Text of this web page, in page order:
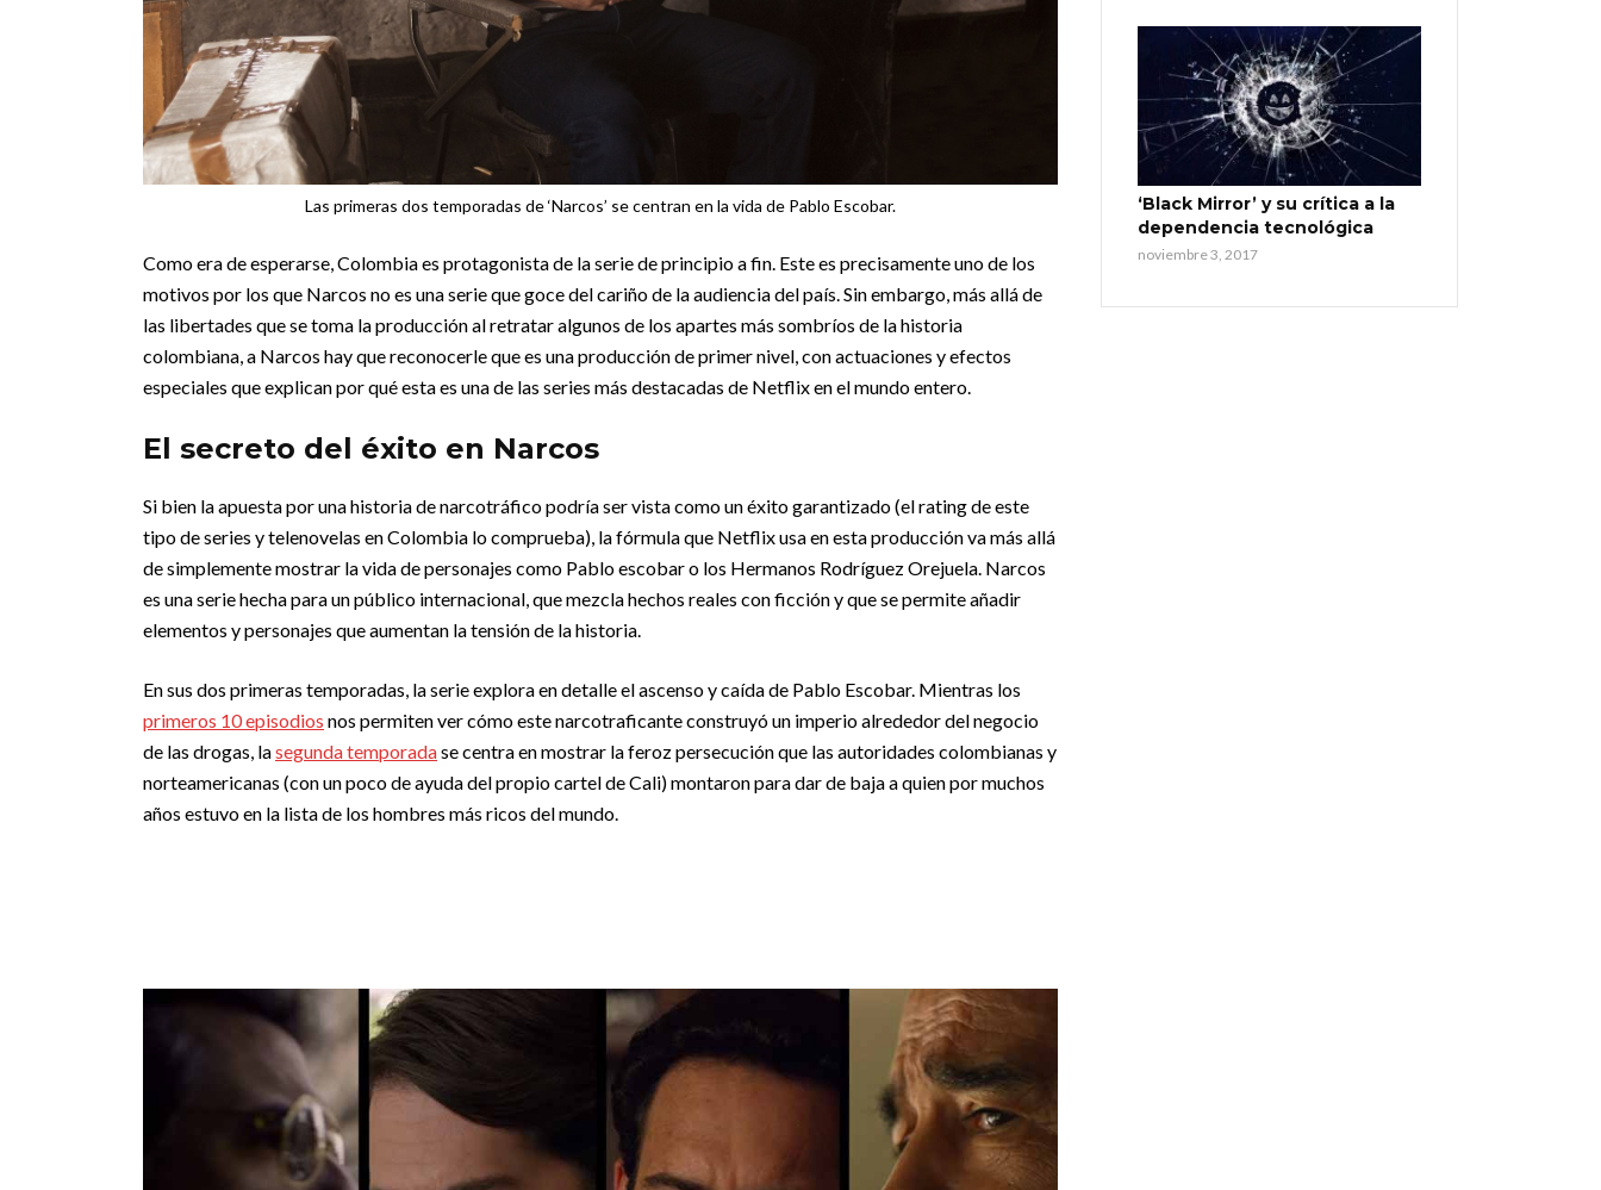
Las primeras dos temporadas de ‘Narcos’ se centran en la vida de Pablo Escobar.
Como era de esperarse, Colombia es protagonista de la serie de principio a fin. Este es precisamente uno de los
motivos por los que Narcos no es una serie que goce del cariño de la audiencia del país. Sin embargo, más allá de
las libertades que se toma la producción al retratar algunos de los apartes más sombríos de la historia
colombiana, a Narcos hay que reconocerle que es una producción de primer nivel, con actuaciones y efectos
especiales que explican por qué esta es una de las series más destacadas de Netflix en el mundo entero.
El secreto del éxito en Narcos
Si bien la apuesta por una historia de narcotráfico podría ser vista como un éxito garantizado (el rating de este
tipo de series y telenovelas en Colombia lo comprueba), la fórmula que Netflix usa en esta producción va más allá
de simplemente mostrar la vida de personajes como Pablo escobar o los Hermanos Rodríguez Orejuela. Narcos
es una serie hecha para un público internacional, que mezcla hechos reales con ficción y que se permite añadir
elementos y personajes que aumentan la tensión de la historia.
En sus dos primeras temporadas, la serie explora en detalle el ascenso y caída de Pablo Escobar. Mientras los
primeros 10 episodios nos permiten ver cómo este narcotraficante construyó un imperio alrededor del negocio
de las drogas, lasegunda temporadase centra en mostrar la feroz persecución que las autoridades colombianas y
norteamericanas (con un poco de ayuda del propio cartel de Cali) montaron para dar de baja a quien por muchos
años estuvo en la lista de los hombres más ricos del mundo.
‘Black Mirror’ y su crítica a la
dependencia tecnológica
noviembre 3, 2017